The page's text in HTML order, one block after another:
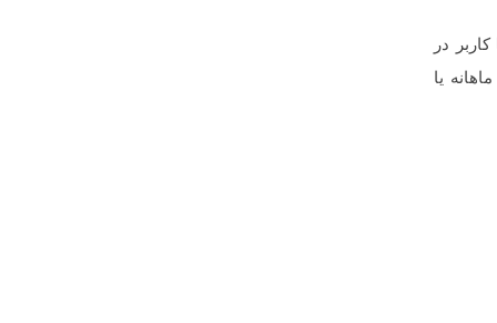
در
یا